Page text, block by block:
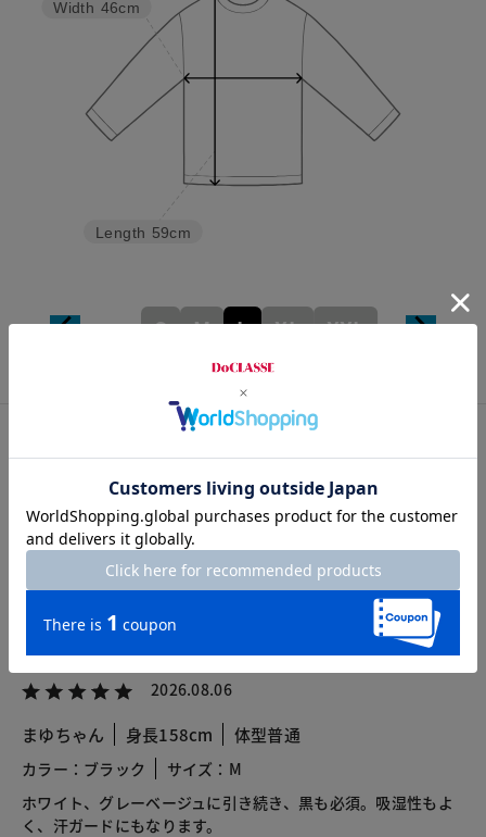
Length 59cm
Width 46cm
S M L XL XXL
4.3 36レビュー
2026.08.06
まゆちゃん 身長158cm 体型普通
カラー：ブラック
サイズ：M
ホワイト、グレーベージュに引き続き、黒も必須。吸湿性もよ
く、汗ガードにもなります。